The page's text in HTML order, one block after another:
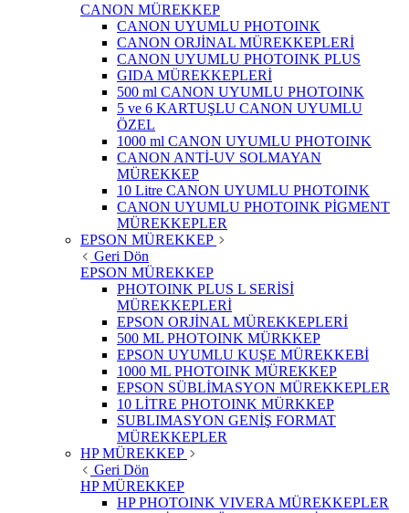
CANON MÜREKKEP
CANON UYUMLU PHOTOINK
CANON ORJİNAL MÜREKKEPLERİ
CANON UYUMLU PHOTOINK PLUS
GIDA MÜREKKEPLERİ
500 ml CANON UYUMLU PHOTOINK
5 ve 6 KARTUŞLU CANON UYUMLU
ÖZEL
1000 ml CANON UYUMLU PHOTOINK
CANON ANTİ-UV SOLMAYAN
MÜREKKEP
10 Litre CANON UYUMLU PHOTOINK
CANON UYUMLU PHOTOINK PİGMENT
MÜREKKEPLER
EPSON MÜREKKEP
Geri Dön
EPSON MÜREKKEP
PHOTOINK PLUS L SERİSİ
MÜREKKEPLERİ
EPSON ORJİNAL MÜREKKEPLERİ
500 ML PHOTOINK MÜRKKEP
EPSON UYUMLU KUŞE MÜREKKEBİ
1000 ML PHOTOINK MÜREKKEP
EPSON SÜBLİMASYON MÜREKKEPLER
10 LİTRE PHOTOINK MÜRKKEP
SUBLIMASYON GENİŞ FORMAT
MÜREKKEPLER
HP MÜREKKEP
Geri Dön
HP MÜREKKEP
HP PHOTOINK VIVERA MÜREKKEPLER